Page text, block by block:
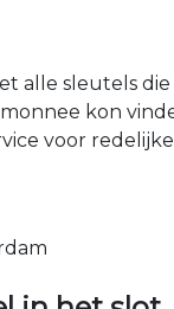
alle sleutels
kon
voor